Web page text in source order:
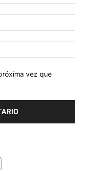
vez que